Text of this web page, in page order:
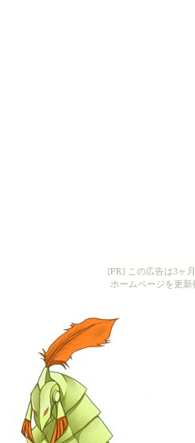
[PR] この広告は3ヶ
ホームページを更